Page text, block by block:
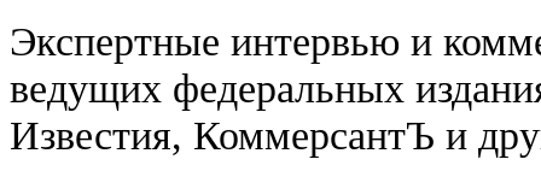
Экспертные интервью и
ведущих федеральных
Известия, КоммерсантЪ и